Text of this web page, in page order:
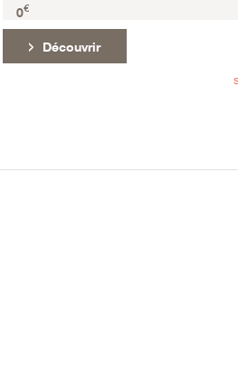
0€
Découvrir